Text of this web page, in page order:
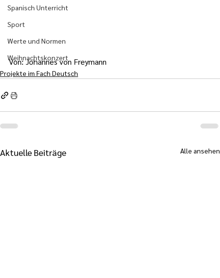
Spanisch Unterricht
Sport
Werte und Normen
Weihnachtskonzert
Von: Johannes von Freymann
Projekte im Fach Deutsch
Aktuelle Beiträge Alle ansehen